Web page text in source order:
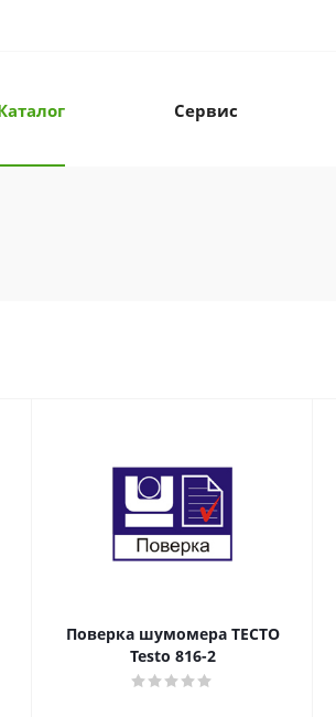
Сервис
Поверка шумомера ТЕСТО
Testo 816-2